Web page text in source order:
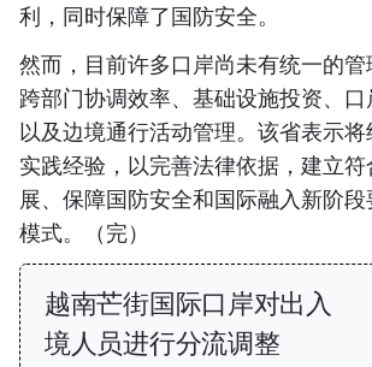
利，同时保障了国防安全。
然而，目前许多口岸尚未有统一的
跨部门协调效率、基础设施投资、
以及边境通行活动管理。该省表示
实践经验，以完善法律依据，建立
展、保障国防安全和国际融入新阶
模式。（完）
越南芒街国际口岸对出入
境人员进行分流调整